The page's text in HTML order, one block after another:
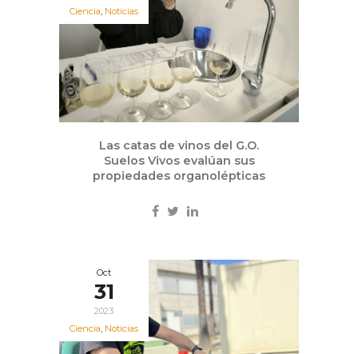
Ciencia, Noticias
Las catas de vinos del G.O.
Suelos Vivos evalúan sus
propiedades organolépticas
Oct
31
2023
Ciencia, Noticias